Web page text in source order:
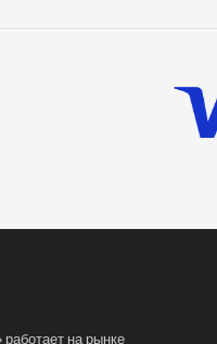
на рынке